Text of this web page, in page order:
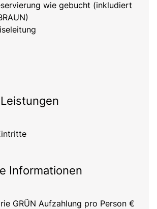
wie gebucht (inkludiert
Informationen
GRÜN Aufzahlung pro Person €